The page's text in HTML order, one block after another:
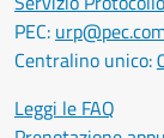
PEC:
Centralino unico:
Leggi le FAQ